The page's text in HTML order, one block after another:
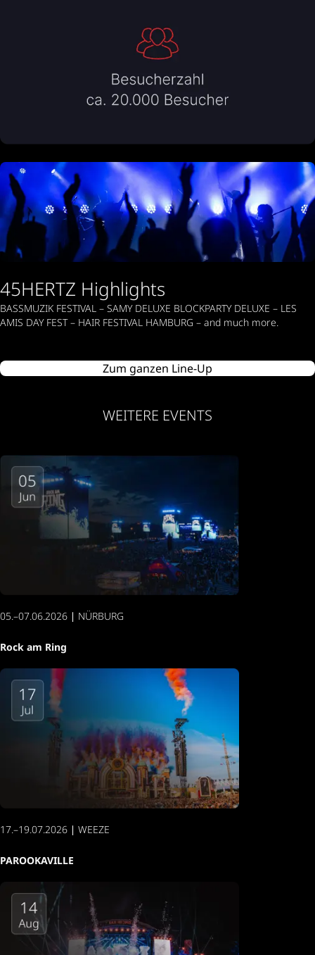
45HERTZ Highlights
BASSMUZIK FESTIVAL – SAMY DELUXE BLOCKPARTY DELUXE – LES
AMIS DAY FEST – HAIR FESTIVAL HAMBURG – and much more.
Zum ganzen Line-Up
WEITERE EVENTS
05.–07.06.2026 ∣ NÜRBURG
Rock am Ring
17.–19.07.2026 ∣ WEEZE
PAROOKAVILLE